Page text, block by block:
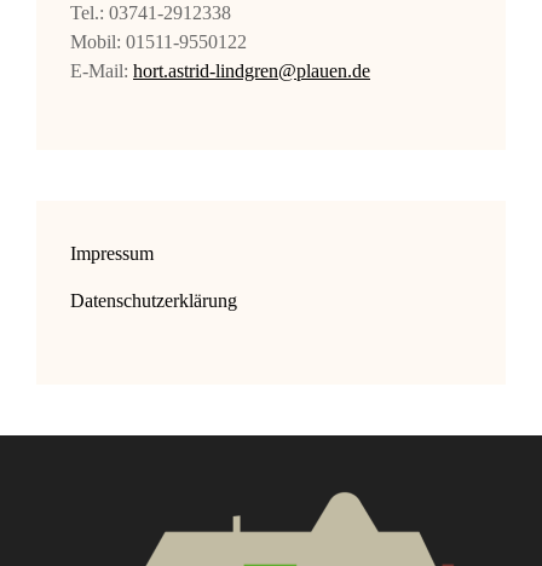
Tel.: 03741-2912338
Mobil: 01511-9550122
E-Mail: hort.astrid-lindgren@plauen.de
Impressum
Datenschutzerklärung